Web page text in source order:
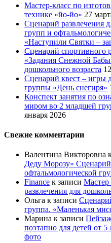
Мастер-класс по
технике «йо-йо» 27
Сценарий развлечения
групп и
«Наступили Святки –
Сценарий спортивного
«Задания Снежной
дошкольного возраста
Сценарий квест – игры
группы «День снегиря»
Конспект занятия по
миром во 2 младшей
января 2026
Свежие комментарии
Валентина Викторовна
Деду Морозу»
офтальмологической
Finance к записи Мастер
развлечения для
Ольга к записи
группа. «Маленькая
Марина к записи
поэтапно для детей от
фото